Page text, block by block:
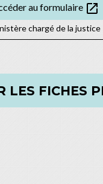
au formulaire open_in_new
chargé de la justice
LES FICHES